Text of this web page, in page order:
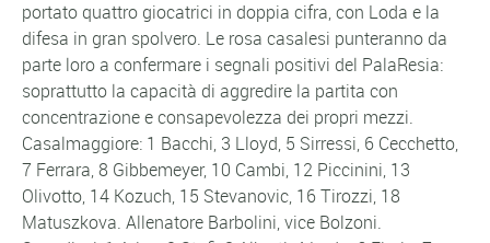
portato quattro giocatrici in doppia cifra, con Loda e la
difesa in gran spolvero. Le rosa casalesi punteranno da
parte loro a confermare i segnali positivi del PalaResia:
soprattutto la capacità di aggredire la partita con
concentrazione e consapevolezza dei propri mezzi.
Casalmaggiore: 1 Bacchi, 3 Lloyd, 5 Sirressi, 6 Cecchetto,
7 Ferrara, 8 Gibbemeyer, 10 Cambi, 12 Piccinini, 13
Olivotto, 14 Kozuch, 15 Stevanovic, 16 Tirozzi, 18
Matuszkova. Allenatore Barbolini, vice Bolzoni.